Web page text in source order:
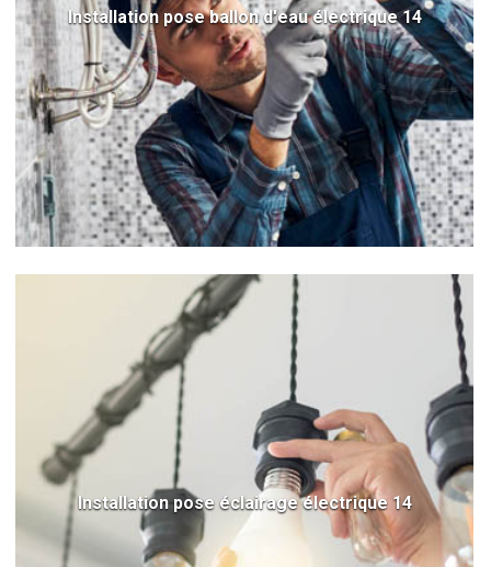
Installation pose ballon d'eau électrique 14
Installation pose éclairage électrique 14